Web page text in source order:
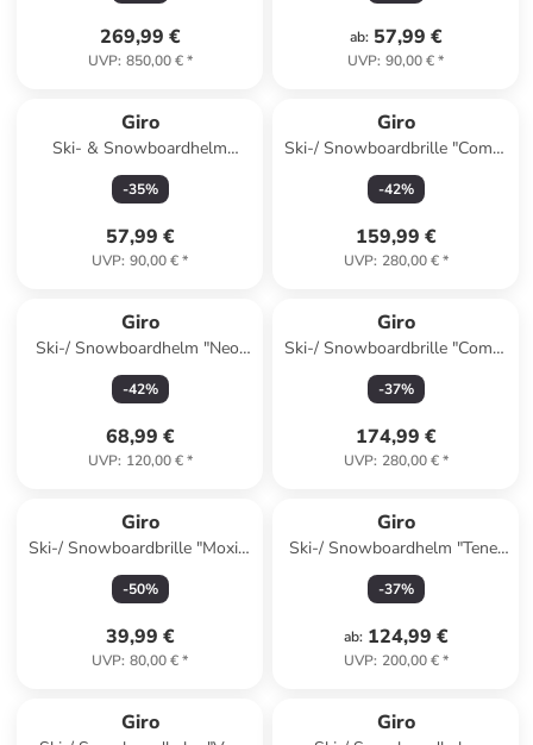
269,99 €
UVP: 850,00 €*
ab: 57,99 €
UVP: 90,00 €*
Giro
Ski- & Snowboardhelm
"SPUR" in Blau
-35%
57,99 €
UVP: 90,00 €*
Giro
Ski-/ Snowboardbrille "Comp"
in Weiß/ Grau
-42%
159,99 €
UVP: 280,00 €*
Giro
Ski-/ Snowboardhelm "Neo"
in Lila/ Hellblau
-42%
68,99 €
UVP: 120,00 €*
Giro
Ski-/ Snowboardbrille "Comp"
in Hellblau/ Anthrazit
-37%
174,99 €
UVP: 280,00 €*
Giro
Ski-/ Snowboardbrille "Moxie"
in Schwarz/ Gold
-50%
39,99 €
UVP: 80,00 €*
Giro
Ski-/ Snowboardhelm "Tenet
Mips" in Grau
-37%
ab: 124,99 €
UVP: 200,00 €*
Giro Giro